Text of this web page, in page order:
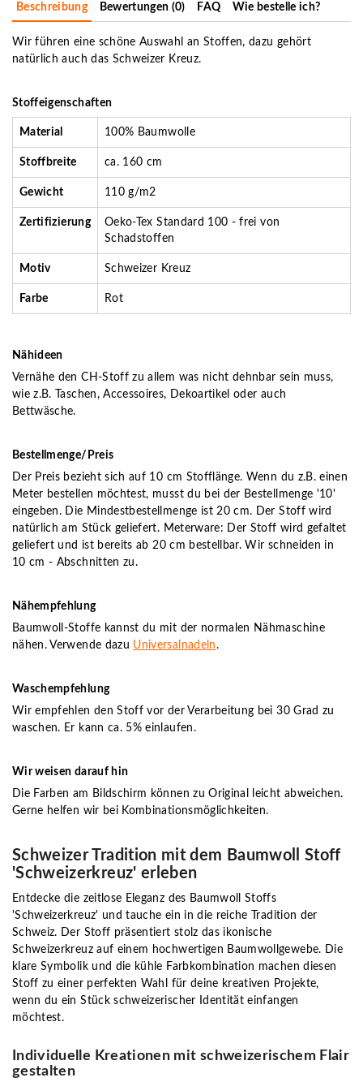
Beschreibung Bewertungen (0) FAQ Wie bestelle ich?
Wir führen eine schöne Auswahl an Stoffen, dazu gehört
natürlich auch das Schweizer Kreuz.
Stoffeigenschaften
Material 100% Baumwolle
Stoffbreite ca. 160 cm
Gewicht 110 g/m2
Zertifizierung
Oeko-Tex Standard 100 - frei von
Schadstoffen
Motiv Schweizer Kreuz
Farbe Rot
Nähideen
Vernähe den CH-Stoff zu allem was nicht dehnbar sein muss,
wie z.B. Taschen, Accessoires, Dekoartikel oder auch
Bettwäsche.
Bestellmenge/Preis
Der Preis bezieht sich auf 10 cm Stofflänge. Wenn du z.B. einen
Meter bestellen möchtest, musst du bei der Bestellmenge '10'
eingeben. Die Mindestbestellmenge ist 20 cm. Der Stoff wird
natürlich am Stück geliefert. Meterware: Der Stoff wird gefaltet
geliefert und ist bereits ab 20 cm bestellbar. Wir schneiden in
10 cm - Abschnitten zu.
Nähempfehlung
Baumwoll-Stoffe kannst du mit der normalen Nähmaschine
nähen. Verwende dazu Universalnadeln.
Waschempfehlung
Wir empfehlen den Stoff vor der Verarbeitung bei 30 Grad zu
waschen. Er kann ca. 5% einlaufen.
Wir weisen darauf hin
Die Farben am Bildschirm können zu Original leicht abweichen.
Gerne helfen wir bei Kombinationsmöglichkeiten.
Schweizer Tradition mit dem Baumwoll Stoff
'Schweizerkreuz' erleben
Entdecke die zeitlose Eleganz des Baumwoll Stoffs
'Schweizerkreuz' und tauche ein in die reiche Tradition der
Schweiz. Der Stoff präsentiert stolz das ikonische
Schweizerkreuz auf einem hochwertigen Baumwollgewebe. Die
klare Symbolik und die kühle Farbkombination machen diesen
Stoff zu einer perfekten Wahl für deine kreativen Projekte,
wenn du ein Stück schweizerischer Identität einfangen
möchtest.
Individuelle Kreationen mit schweizerischem Flair
gestalten